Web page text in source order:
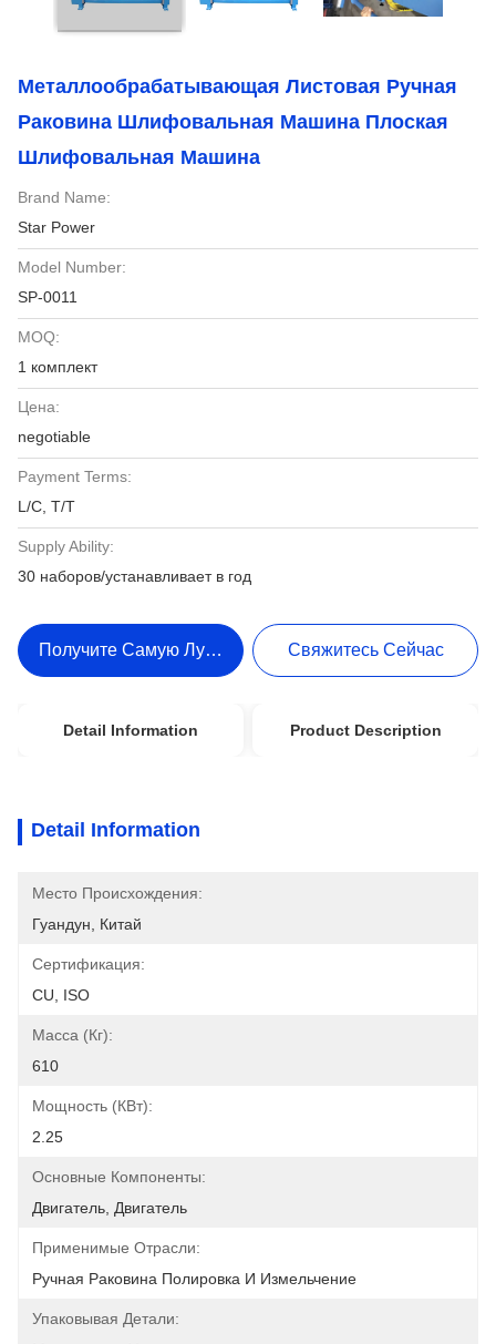
Металлообрабатывающая Листовая Ручная
Раковина Шлифовальная Машина Плоская
Шлифовальная Машина
Brand Name:
Star Power
Model Number:
SP-0011
MOQ:
1 комплект
Цена:
negotiable
Payment Terms:
L/C, T/T
Supply Ability:
30 наборов/устанавливает в год
Получите Самую Лучшую ЦенуСвяжитесь Сейчас
Detail Information Product Description
Detail Information
Место Происхождения:
Гуандун, Китай
Сертификация:
CU, ISO
Масса (кг):
610
Мощность (кВт):
2.25
Основные Компоненты:
Двигатель, Двигатель
Применимые Отрасли:
Ручная Раковина Полировка И Измельчение
Упаковывая Детали: